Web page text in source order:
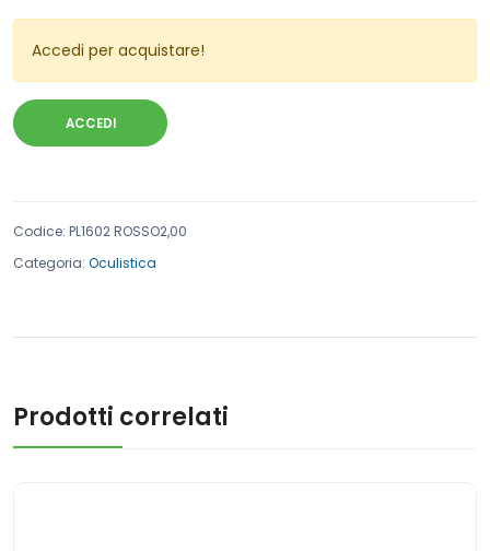
Accedi per acquistare!
ACCEDI
Codice: PL1602 ROSSO2,00
Categoria: Oculistica
Prodotti correlati